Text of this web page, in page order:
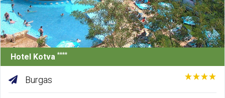
Hotel Kotva ****
Burgas